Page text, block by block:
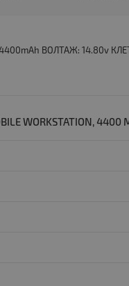
ВОЛТАЖ: 14.80v
WORKSTATION, 4400